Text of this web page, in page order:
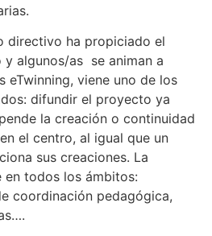
directivo ha propiciado el
algunos/as se animan a
viene uno de los
difundir el proyecto ya
la creación o continuidad
el centro, al igual que un
sus creaciones. La
en todos los ámbitos:
coordinación pedagógica,